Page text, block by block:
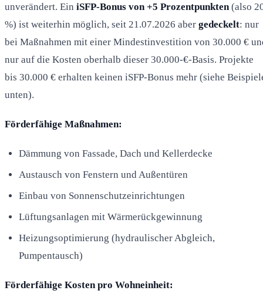
unverändert. Ein iSFP-Bonus von +5 Prozentpunkten (also
%) ist weiterhin möglich, seit 21.07.2026 aber gedeckelt: nur
bei Maßnahmen mit einer Mindestinvestition von 30.000 €
nur auf die Kosten oberhalb dieser 30.000-€-Basis. Projekte
bis 30.000 € erhalten keinen iSFP-Bonus mehr (siehe
unten).
Förderfähige Maßnahmen:
Dämmung von Fassade, Dach und Kellerdecke
Austausch von Fenstern und Außentüren
Einbau von Sonnenschutzeinrichtungen
Lüftungsanlagen mit Wärmerückgewinnung
Heizungsoptimierung (hydraulischer Abgleich,
Pumpentausch)
Förderfähige Kosten pro Wohneinheit: